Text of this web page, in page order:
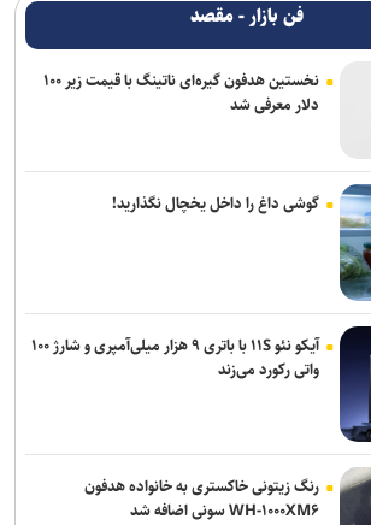
فن بازار - مقصد
نخستین هدفون گیره‌ای ناتینگ با قیمت زیر ۱۰۰
دلار معرفی شد
گوشی داغ را داخل یخچال نگذارید!
آیکو نئو ۱۱S با باتری ۹ هزار میلی‌آمپری و شارژ ۱۰۰
واتی رکورد می‌زند
رنگ زیتونی خاکستری به خانواده هدفون
WH-۱۰۰۰XM۶ سونی اضافه شد